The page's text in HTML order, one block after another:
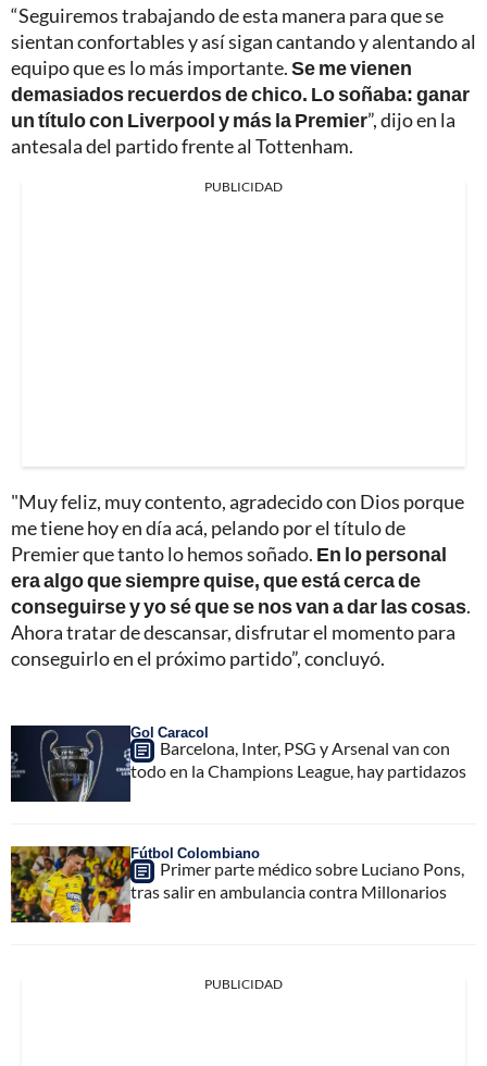
“Seguiremos trabajando de esta manera para que se
sientan confortables y así sigan cantando y alentando al
equipo que es lo más importante.Se me vienen
demasiados recuerdos de chico. Lo soñaba: ganar
un título con Liverpool y más la Premier”, dijo en la
antesala del partido frente al Tottenham.
PUBLICIDAD
"Muy feliz, muy contento, agradecido con Dios porque
me tiene hoy en día acá, pelando por el título de
Premier que tanto lo hemos soñado. En lo personal
era algo que siempre quise, que está cerca de
conseguirse y yo sé que se nos van a dar las cosas.
Ahora tratar de descansar, disfrutar el momento para
conseguirlo en el próximo partido”, concluyó.
Gol Caracol
Barcelona, Inter, PSG y Arsenal van con
todo en la Champions League, hay partidazos
Fútbol Colombiano
Primer parte médico sobre Luciano Pons,
tras salir en ambulancia contra Millonarios
PUBLICIDAD